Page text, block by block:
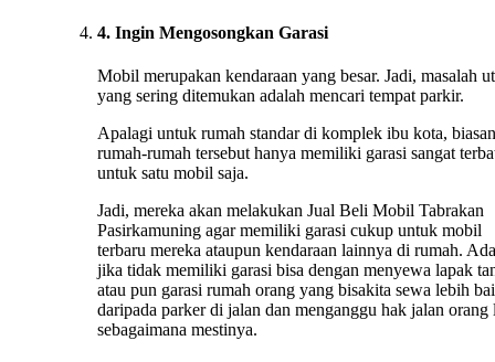
4. Ingin Mengosongkan Garasi
Mobil merupakan kendaraan yang besar. Jadi, masalah
yang sering ditemukan adalah mencari tempat parkir.
Apalagi untuk rumah standar di komplek ibu kota,
rumah-rumah tersebut hanya memiliki garasi sangat
untuk satu mobil saja.
Jadi, mereka akan melakukan Jual Beli Mobil Tabrakan
Pasirkamuning agar memiliki garasi cukup untuk mobil
terbaru mereka ataupun kendaraan lainnya di rumah.
jika tidak memiliki garasi bisa dengan menyewa lapak
atau pun garasi rumah orang yang bisakita sewa lebih
daripada parker di jalan dan menganggu hak jalan orang
sebagaimana mestinya.